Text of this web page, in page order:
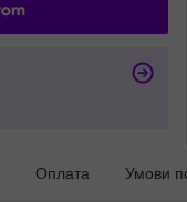
Оплата Умови